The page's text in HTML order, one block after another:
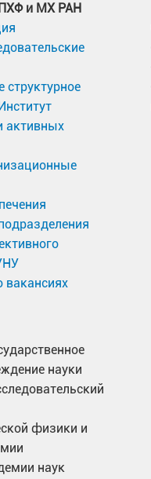
и МХ РАН
структурное
активных
вакансиях
науки
физики и
наук